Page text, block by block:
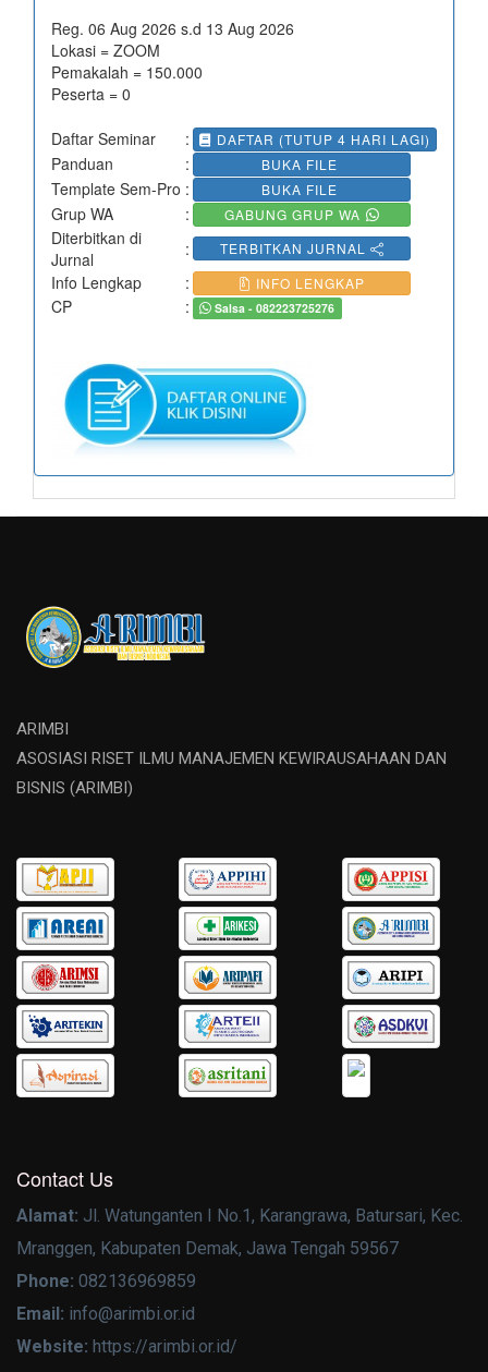
Reg. 06 Aug 2026 s.d 13 Aug 2026
Lokasi = ZOOM
Pemakalah = 150.000
Peserta = 0
Daftar Seminar : DAFTAR (TUTUP 4 HARI LAGI)
Panduan : BUKA FILE
Template Sem-Pro : BUKA FILE
Grup WA : GABUNG GRUP WA
Diterbitkan di
Jurnal
: TERBITKAN JURNAL
Info Lengkap : INFO LENGKAP
CP : Salsa - 082223725276
ARIMBI
ASOSIASI RISET ILMU MANAJEMEN KEWIRAUSAHAAN DAN
BISNIS (ARIMBI)
Contact Us
Alamat: Jl. Watunganten I No.1, Karangrawa, Batursari, Kec.
Mranggen, Kabupaten Demak, Jawa Tengah 59567
Phone: 082136969859
Email: info@arimbi.or.id
Website: https://arimbi.or.id/